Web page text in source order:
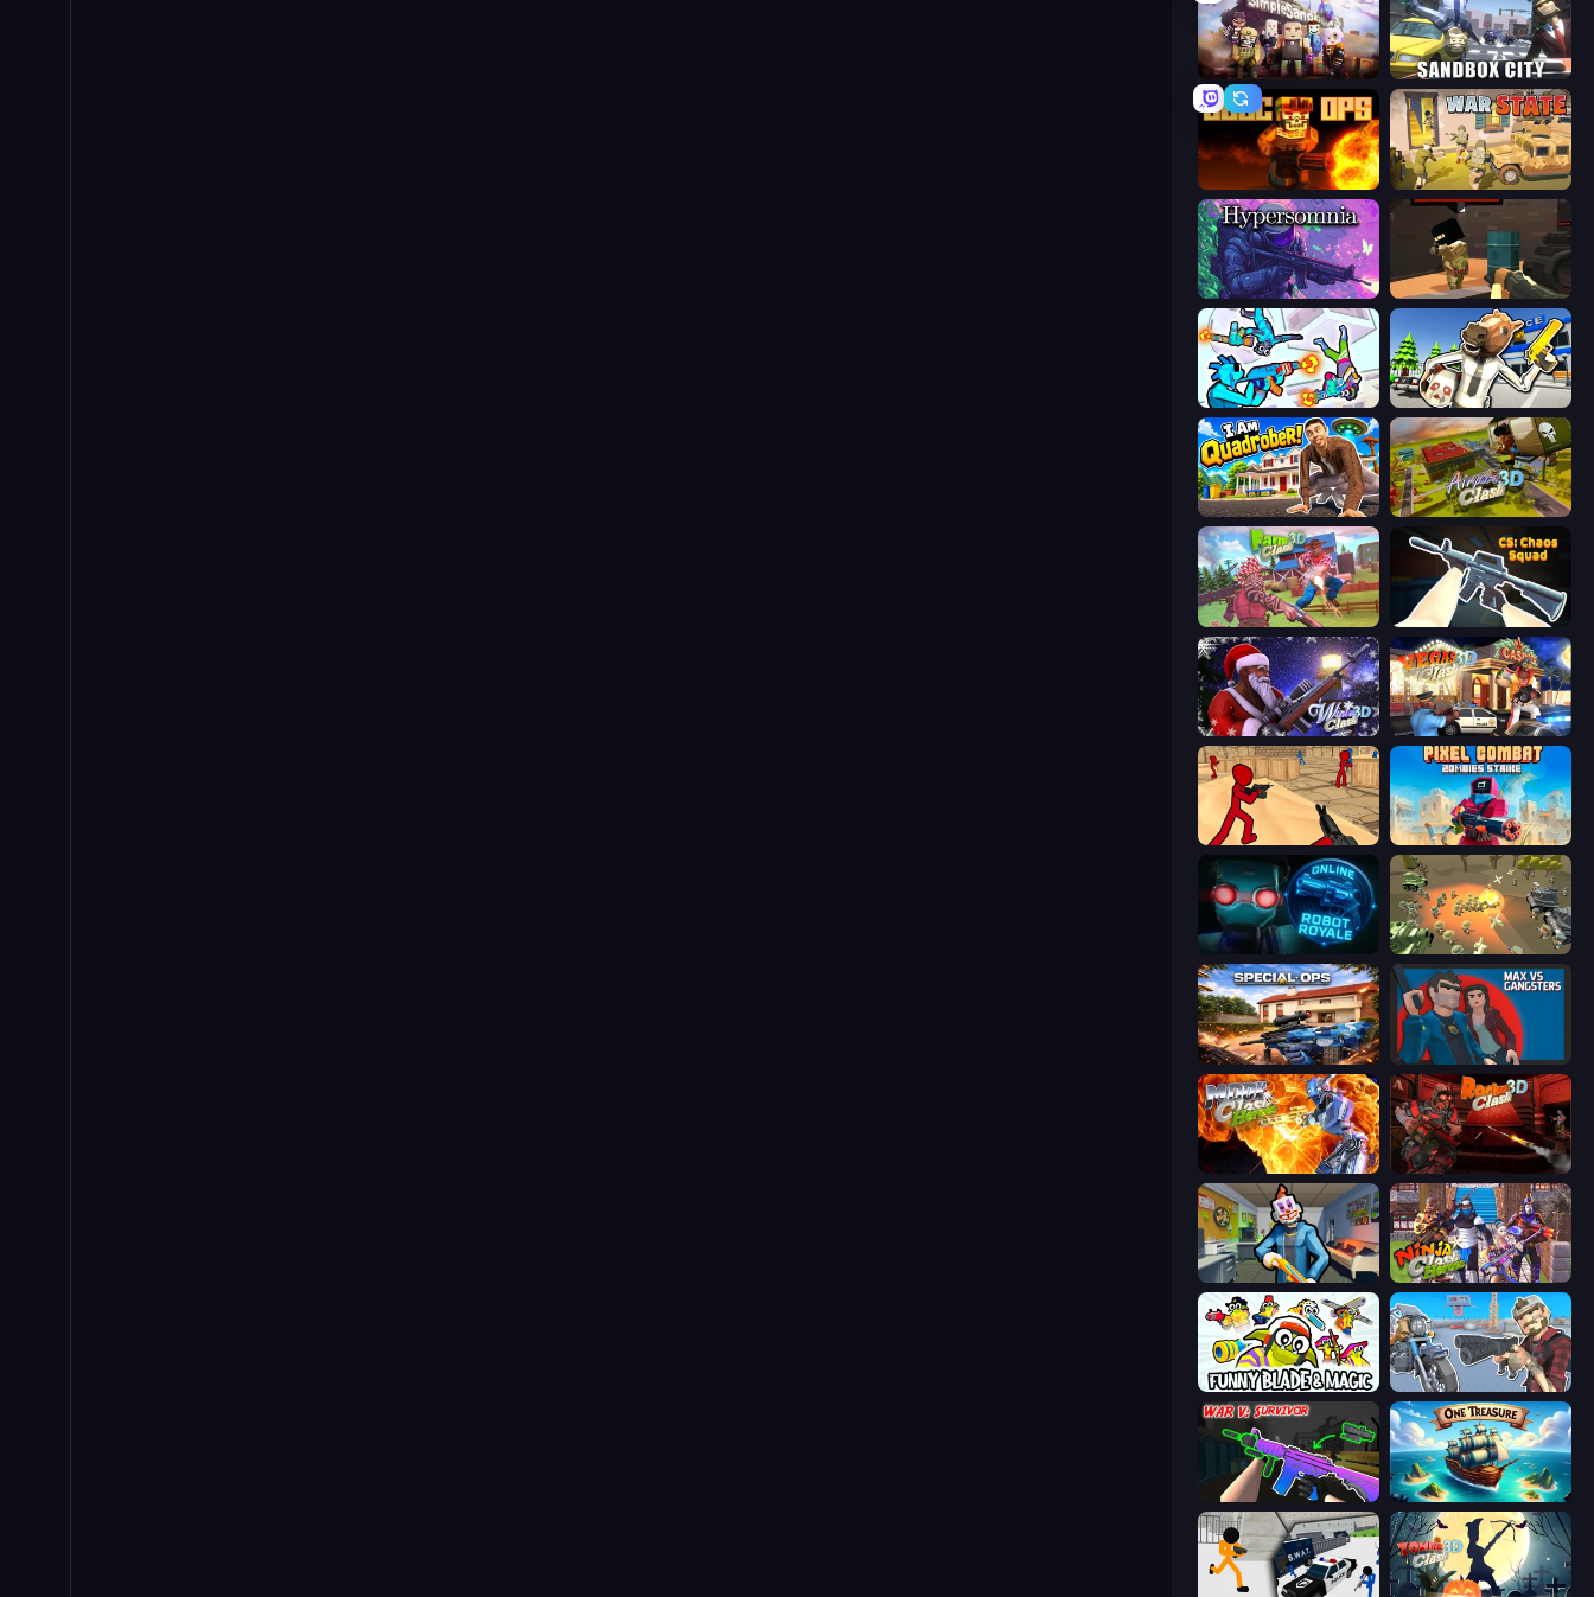
Simple Sandbox 3 Sandbox City
BLOCOPS War State IO: Conquer Battles
Hypersomnia Pixel Force
Gravity Arena Shooter Bank Robbery: Escape
I Am Quadrober! Airport Clash 3D
Farm Clash 3D CS: Chaos Squad
Winter Clash 3D Vegas Clash 3D
Stickman Counter Terror Strike Pixel Combat: Zombies Strike
Online Robot Royale WW1 Battle Simulator
Special Ops: GO Max vs Gangsters
Moon Clash Heroes Rocket Clash 3D
Save the Hostages Ninja Clash Heroes
Funny Blade & Magic Shoot and Drive
War V: Survivor One Treasure